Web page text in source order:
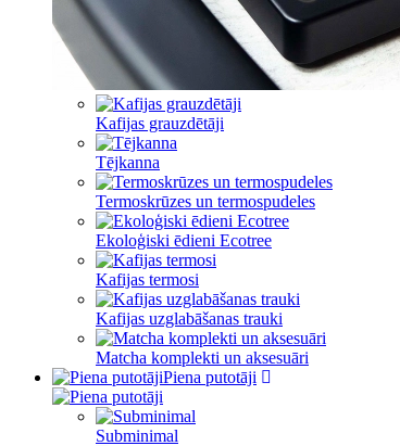
Kafijas grauzdētāji
Tējkanna
Termoskrūzes un termospudeles
Ekoloģiski ēdieni Ecotree
Kafijas termosi
Kafijas uzglabāšanas trauki
Matcha komplekti un aksesuāri
Piena putotāji
Subminimal